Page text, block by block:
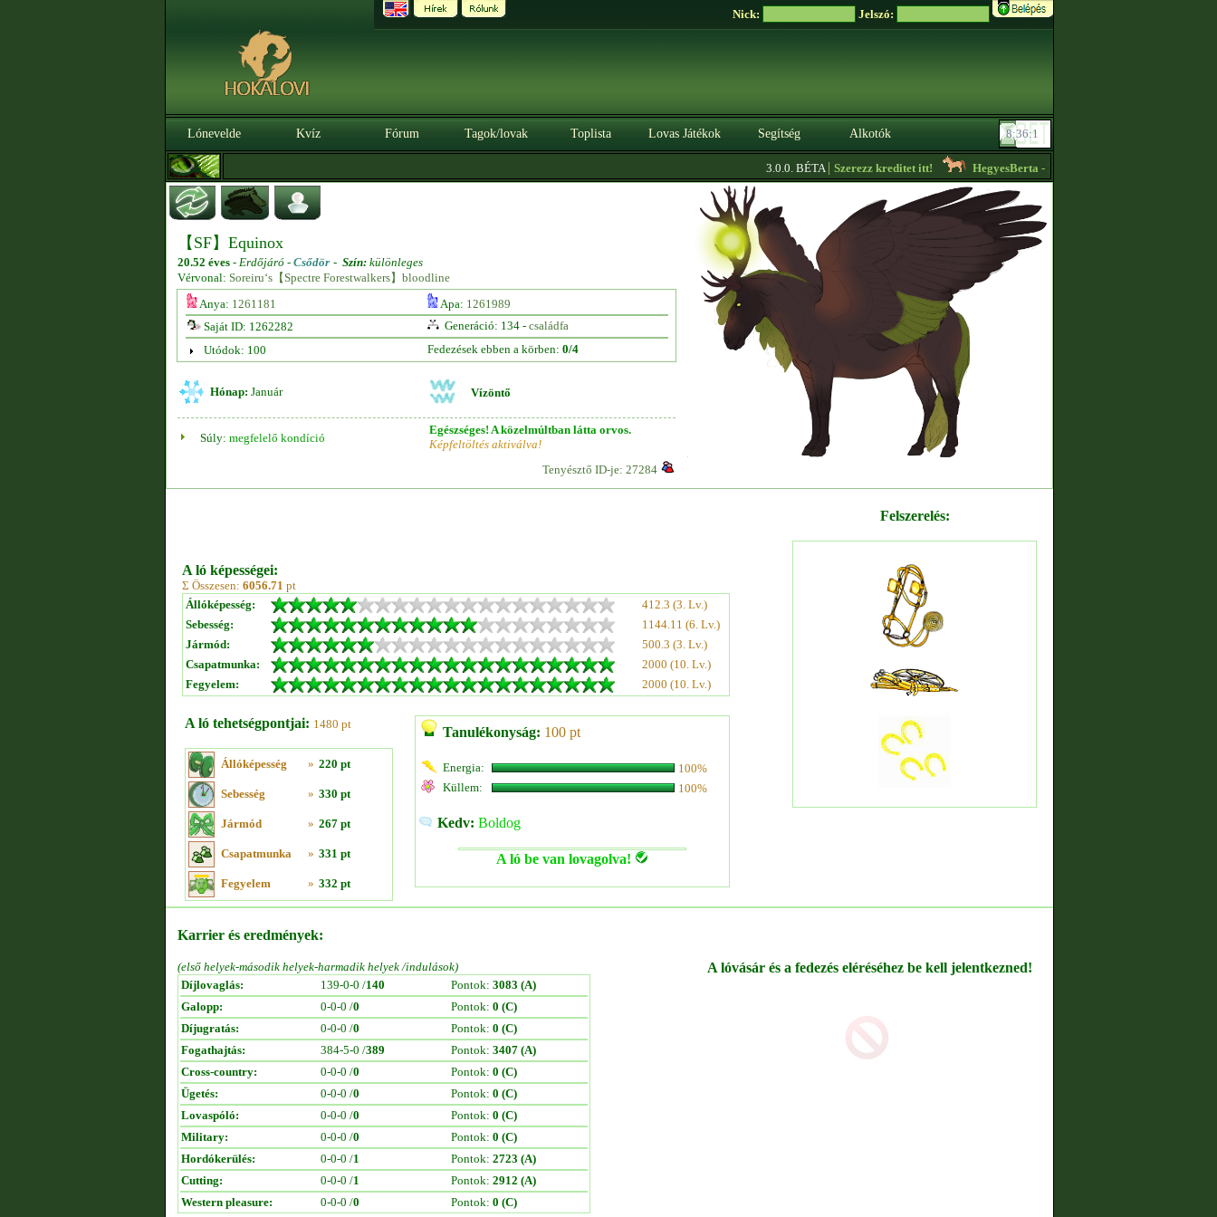
Nick: Jelszó:
Lónevelde Kvíz Fórum Tagok/lovak Toplista Lovas Játékok Segítség Alkotók
3.0.0. BÉTA|Szerezz kreditet itt! HegyesBerta- Nézzétek meg az ,,Aktuális
【SF】Equinox
20.52 éves - Erdőjáró - Csődör - Szín: különleges
Vérvonal: Soreiru‘s【Spectre Forestwalkers】bloodline
Anya: 1261181 Apa: 1261989
Saját ID: 1262282
Generáció: 134 - családfa
Utódok: 100
Fedezések ebben a körben: 0/4
Hónap: Január Vízöntő
Súly: megfelelő kondíció
Egészséges! A közelmúltban látta orvos.
Képfeltöltés aktiválva!
Tenyésztő ID-je: 27284
A ló képességei:
Σ Összesen: 6056.71 pt
Állóképesség:
412.3 (3. Lv.)
Sebesség:
1144.11 (6. Lv.)
Jármód:
500.3 (3. Lv.)
Csapatmunka:
2000 (10. Lv.)
Fegyelem:
2000 (10. Lv.)
A ló tehetségpontjai: 1480 pt
Állóképesség » 220 pt
Sebesség » 330 pt
Jármód » 267 pt
Csapatmunka » 331 pt
Fegyelem » 332 pt
Tanulékonyság: 100 pt
Energia:
100%
Küllem:
100%
Kedv: Boldog
A ló be van lovagolva!
Felszerelés:
Karrier és eredmények:
(első helyek-második helyek-harmadik helyek /indulások)
Díjlovaglás:
139-0-0 /140 Pontok: 3083 (A)
Galopp:
0-0-0 /0 Pontok: 0 (C)
Díjugratás:
0-0-0 /0 Pontok: 0 (C)
Fogathajtás:
384-5-0 /389 Pontok: 3407 (A)
Cross-country:
0-0-0 /0 Pontok: 0 (C)
Ügetés:
0-0-0 /0 Pontok: 0 (C)
Lovaspóló:
0-0-0 /0 Pontok: 0 (C)
Military:
0-0-0 /0 Pontok: 0 (C)
Hordókerülés:
0-0-0 /1 Pontok: 2723 (A)
Cutting:
0-0-0 /1 Pontok: 2912 (A)
Western pleasure:
0-0-0 /0 Pontok: 0 (C)
A lóvásár és a fedezés eléréséhez be kell jelentkezned!